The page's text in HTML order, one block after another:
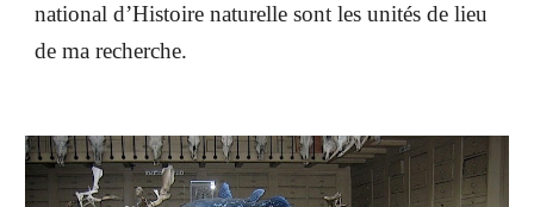
national d’Histoire naturelle sont les unités de lieu
de ma recherche.